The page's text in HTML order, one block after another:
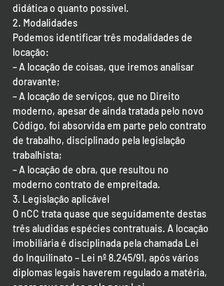
didática o quanto possível.
2. Modalidades
Podemos identificar três modalidades de
locação:
– A locação de coisas, que iremos analisar
doravante;
– A locação de serviços, que no Direito
moderno, apesar de ainda tratada pelo novo
Código, foi absorvida em parte pelo contrato
de trabalho, disciplinado pela legislação
trabalhista;
– A locação de obra, que resultou no
moderno contrato de empreitada.
3. Legislação aplicável
O nCC trata quase que seguidamente destas
três aludidas espécies contratuais. A locação
imobiliária é disciplinada pela chamada Lei
do Inquilinato – Lei nº 8.245/91, após vários
diplomas legais haverem regulado a matéria,